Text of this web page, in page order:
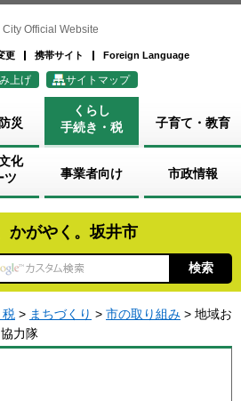
Official Website
更 携帯サイト Foreign Language
上げ サイトマップ
災
くらし
手続き・税
子育て・教育
化
ツ
事業者向け 市政情報
かがやく。坂井市
税 > まちづくり > 市の取り組み > 地域お
力隊